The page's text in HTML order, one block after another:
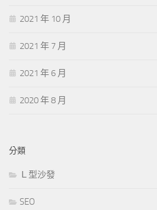
2021 年 10 月
2021 年 7 月
2021 年 6 月
2020 年 8 月
分類
Ｌ型沙發
SEO